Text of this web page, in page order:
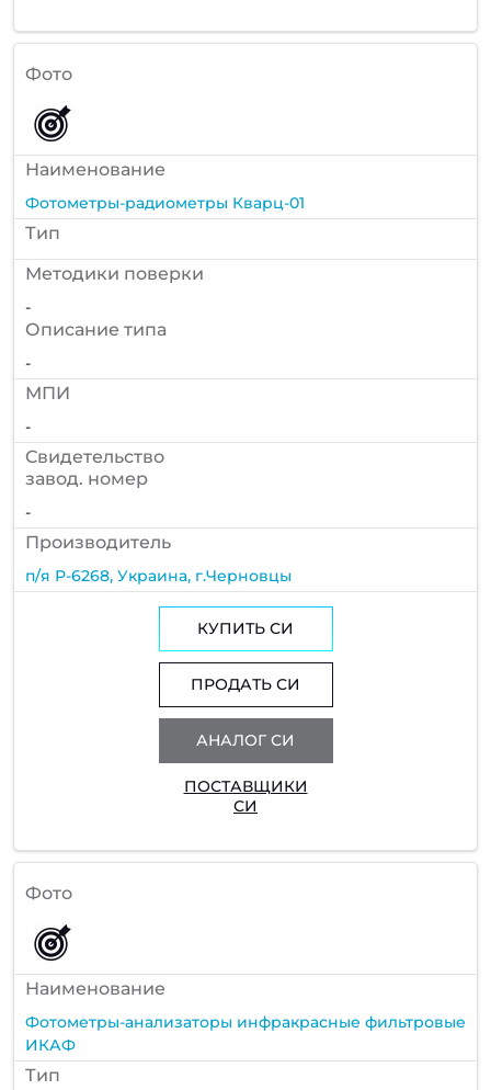
Фото
Наименование
Фотометры-радиометры Кварц-01
Тип
Методики поверки
-
Описание типа
-
МПИ
-
Cвидетельство
завод. номер
-
Производитель
п/я Р-6268, Украина, г.Черновцы
КУПИТЬ СИ
ПРОДАТЬ СИ
АНАЛОГ СИ
ПОСТАВЩИКИ
СИ
Фото
Наименование
Фотометры-анализаторы инфракрасные фильтровые
ИКАФ
Тип